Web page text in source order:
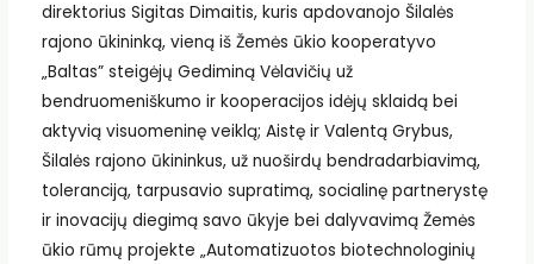
direktorius Sigitas Dimaitis, kuris apdovanojo Šilalės
rajono ūkininką, vieną iš Žemės ūkio kooperatyvo
„Baltas” steigėjų Gediminą Vėlavičių už
bendruomeniškumo ir kooperacijos idėjų sklaidą bei
aktyvią visuomeninę veiklą; Aistę ir Valentą Grybus,
Šilalės rajono ūkininkus, už nuoširdų bendradarbiavimą,
toleranciją, tarpusavio supratimą, socialinę partnerystę
ir inovacijų diegimą savo ūkyje bei dalyvavimą Žemės
ūkio rūmų projekte „Automatizuotos biotechnologinių